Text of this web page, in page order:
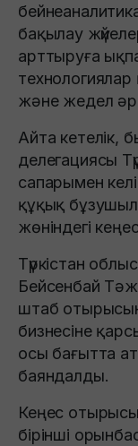
бақылау
арттыруға
және жедел
Айта кетелік,
делегациясы
сапарымен
құқық
жөніндегі
Түркістан
Бейсенбай
штаб
бизнесіне
осы бағытта
баяндалды.
Кеңес
бірінші